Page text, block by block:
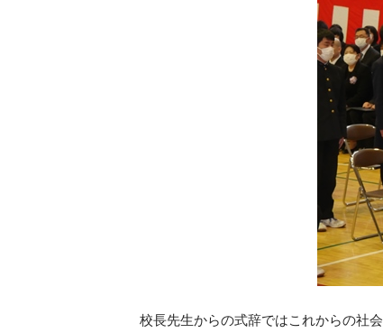
校長先生からの式辞ではこれからの社